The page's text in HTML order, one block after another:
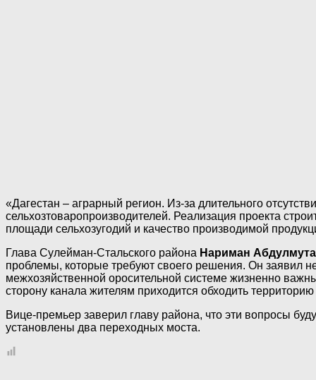
«Дагестан – аграрный регион. Из-за длительного
сельхозтоваропроизводителей. Реализация проекта
площади сельхозугодий и качество производимой
Глава Сулейман-Стальского района Нариман
проблемы, которые требуют своего решения. Он заявил
межхозяйственной оросительной системе жизненно
сторону канала жителям приходится обходить
Вице-премьер заверил главу района, что эти вопросы
установлены два переходных моста.